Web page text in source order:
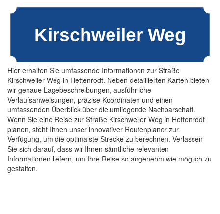
Hier erhalten Sie umfassende Informationen zur Straße
Kirschweiler Weg in Hettenrodt. Neben detaillierten Karten bieten
wir genaue Lagebeschreibungen, ausführliche
Verlaufsanweisungen, präzise Koordinaten und einen
umfassenden Überblick über die umliegende Nachbarschaft.
Wenn Sie eine Reise zur Straße Kirschweiler Weg in Hettenrodt
planen, steht Ihnen unser innovativer Routenplaner zur
Verfügung, um die optimalste Strecke zu berechnen. Verlassen
Sie sich darauf, dass wir Ihnen sämtliche relevanten
Informationen liefern, um Ihre Reise so angenehm wie möglich zu
gestalten.